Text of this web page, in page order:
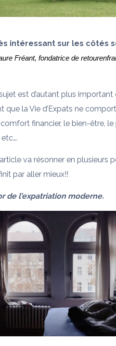
intéressant sur les côtés
Fréant, fondatrice de
est d’autant plus
que la Vie d’Expats ne
comfort financier, le bien-être,
va résonner en plusieurs
par aller mieux!!
de l’expatriation moderne.